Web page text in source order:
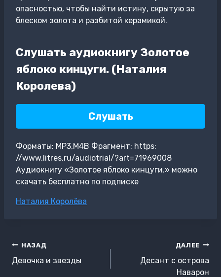
опасностью, чтобы найти истину, скрытую за
блеском золота и разбитой керамикой.
Слушать аудиокнигу Золотое
яблоко кинцуги. (Наталия
Королева)
Слушать
Форматы: MP3,M4B Фрагмент: https:
//www.litres.ru/audiotrial/?art=71969008
Аудиокнигу «Золотое яблоко кинцуги.» можно
скачать бесплатно по подписке
Метки
Наталия Королёва
Навигация
по
НАЗАД
Девочка и звезды
ДАЛЕЕ
Десант с острова
Наварон